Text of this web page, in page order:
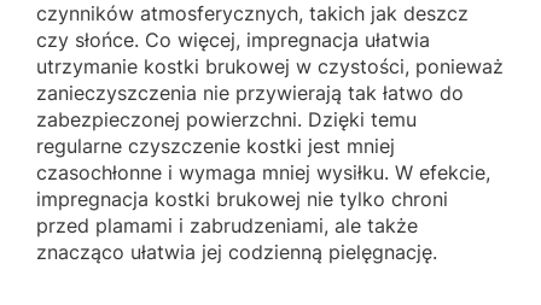
czynników atmosferycznych, takich jak deszcz
czy słońce. Co więcej, impregnacja ułatwia
utrzymanie kostki brukowej w czystości, ponieważ
zanieczyszczenia nie przywierają tak łatwo do
zabezpieczonej powierzchni. Dzięki temu
regularne czyszczenie kostki jest mniej
czasochłonne i wymaga mniej wysiłku. W efekcie,
impregnacja kostki brukowej nie tylko chroni
przed plamami i zabrudzeniami, ale także
znacząco ułatwia jej codzienną pielęgnację.